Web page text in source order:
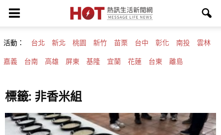
活動： 台北 新北 桃園 新竹 苗栗 台中 彰化 南投 雲林
嘉義 台南 高雄 屏東 基隆 宜蘭 花蓮 台東 離島
標籤: 非香米組